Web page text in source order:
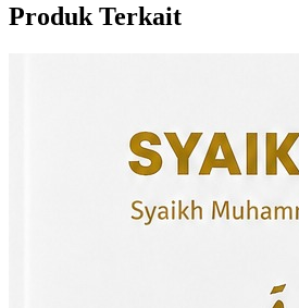
Produk Terkait